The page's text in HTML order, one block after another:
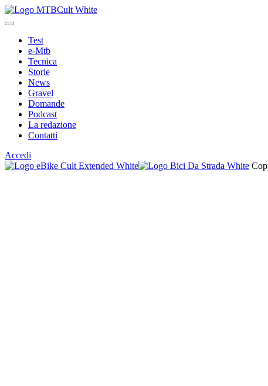
Test
e-Mtb
Tecnica
Storie
News
Gravel
Domande
Podcast
La redazione
Contatti
Accedi